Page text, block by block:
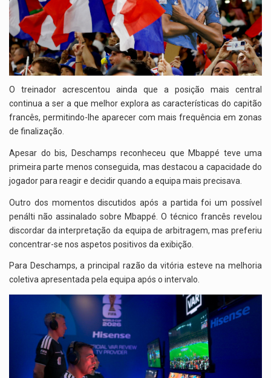
O treinador acrescentou ainda que a posição mais central
continua a ser a que melhor explora as características do capitão
francês, permitindo-lhe aparecer com mais frequência em zonas
de finalização.
Apesar do bis, Deschamps reconheceu que Mbappé teve uma
primeira parte menos conseguida, mas destacou a capacidade do
jogador para reagir e decidir quando a equipa mais precisava.
Outro dos momentos discutidos após a partida foi um possível
penálti não assinalado sobre Mbappé. O técnico francês revelou
discordar da interpretação da equipa de arbitragem, mas preferiu
concentrar-se nos aspetos positivos da exibição.
Para Deschamps, a principal razão da vitória esteve na melhoria
coletiva apresentada pela equipa após o intervalo.